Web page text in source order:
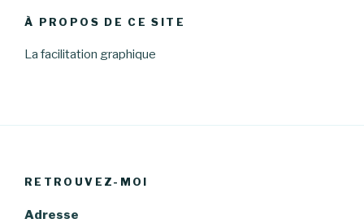
À PROPOS DE CE SITE
La facilitation graphique
RETROUVEZ-MOI
Adresse